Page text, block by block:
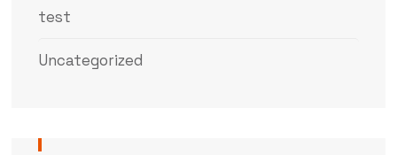
test
Uncategorized